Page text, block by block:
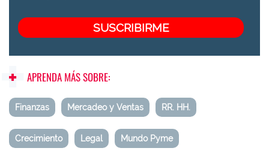
APRENDA MÁS SOBRE:
Finanzas Mercadeo y Ventas RR. HH.
Crecimiento Legal Mundo Pyme